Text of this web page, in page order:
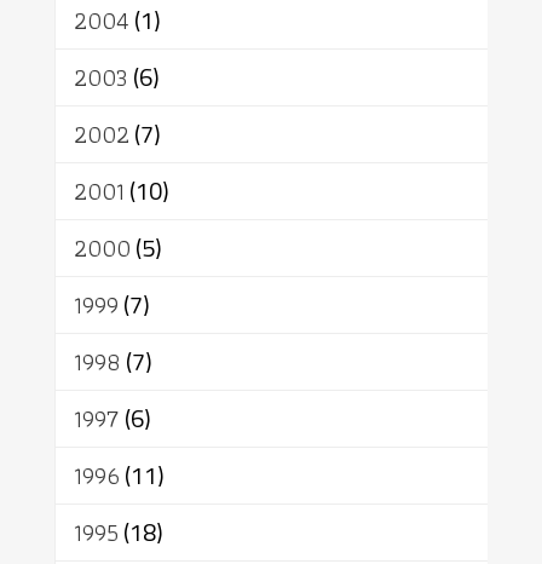
2004(1)
2003 (6)
2002(7)
2001 (10)
2000(5)
1999(7)
1998 (7)
1997(6)
1996(11)
1995(18)